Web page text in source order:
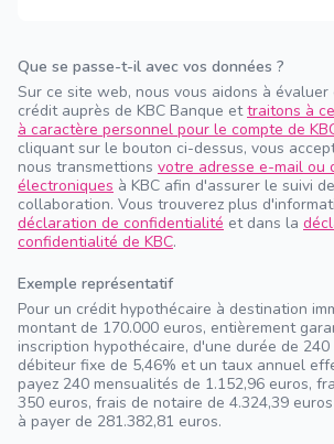
Que se passe-t-il avec vos données ?
Sur ce site web, nous vous aidons à
crédit auprès de KBC Banque ettraitons à
à caractère personnel pour le compte de
cliquant sur le bouton ci-dessus, vous
nous transmettions votre adresse e-mail ou
électroniques à KBC afin d'assurer le suivi
collaboration. Vous trouverez plus
déclaration de confidentialité et dans la
confidentialité de KBC.
Exemple représentatif
Pour un crédit hypothécaire à destination
montant de 170.000 euros, entièrement
inscription hypothécaire, d'une durée de
débiteur fixe de 5,46% et un taux annuel
payez 240 mensualités de 1.152,96 euros,
350 euros, frais de notaire de 4.324,39
à payer de 281.382,81 euros.